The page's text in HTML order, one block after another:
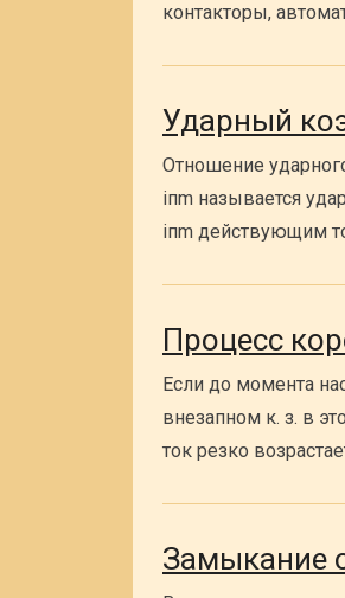
контакторы,
Ударный
Отношение
iпm называется
iпm действующим
Процесс
Если до момента
внезапном к. з. в
ток резко
Замыкание